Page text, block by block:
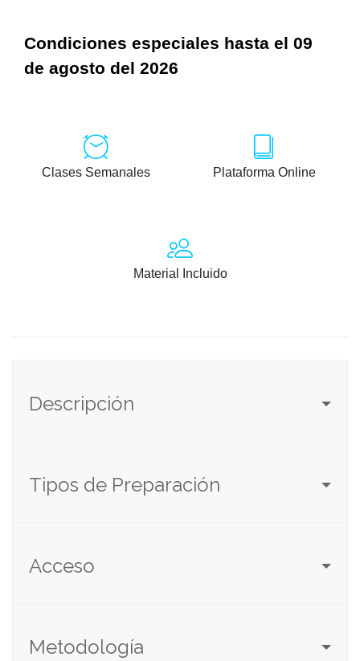
Condiciones especiales hasta el 09
de agosto del 2026
Clases Semanales Plataforma Online
Material Incluido
Descripción
Tipos de Preparación
Acceso
Metodología